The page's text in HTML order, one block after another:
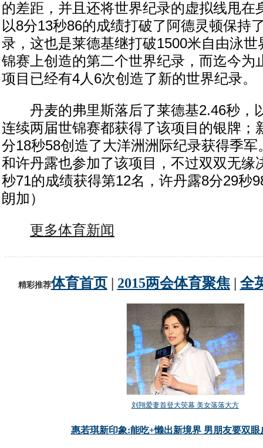
的差距，并且还将世界纪录的虚拟线甩在
以8分13秒86的成绩打破了阿德灵顿保持
录，这也是莱德基继打破1500米自由泳
锦赛上创造的第二个世界纪录，而迄今为
项目已经有4人6次创造了新的世界纪录。
丹麦的弗里斯落后了莱德基2.46秒，
连续两届世锦赛都获得了该项目的银牌；
分18秒58创造了大洋洲洲际纪录获得季
和许丹露也参加了该项目，不过双双无缘
秒71的成绩获得第12名，许丹露8分29秒
朗加）
更多体育新闻